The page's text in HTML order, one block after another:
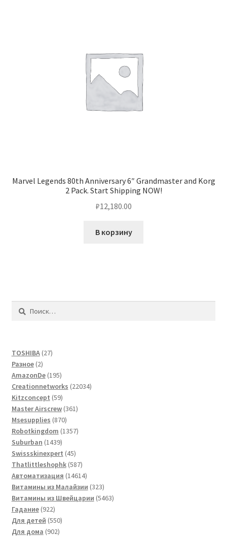
Marvel Legends 80th Anniversary 6″ Grandmaster and Korg
2 Pack. Start Shipping NOW!
₽12,180.00
В корзину
Найти:
TOSHIBA 2727
Разное 22
товара
AmazonDe 195195
товаров
Creationnetworks 2203422034
Kitzconcept 5959
товаров
Master Airscrew 361361
Msesupplies 870870
товаров
Robotkingdom 13571357
Suburban 14391439
товаров
Swissskinexpert 4545
товаров
Thatlittleshophk 587587
товаров
Автоматизация 1461414614
товаров
Витамины из Малайзии 323323
товара
Витамины из Швейцарии 54635463
Гадание 922922
товара
Для детей 550550
Для дома 902902